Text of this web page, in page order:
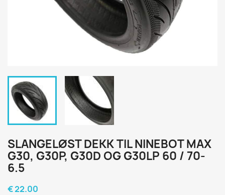
SLANGELØST DEKK TIL NINEBOT MAX
G30, G30P, G30D OG G30LP 60 / 70-
6.5
€ 22.00